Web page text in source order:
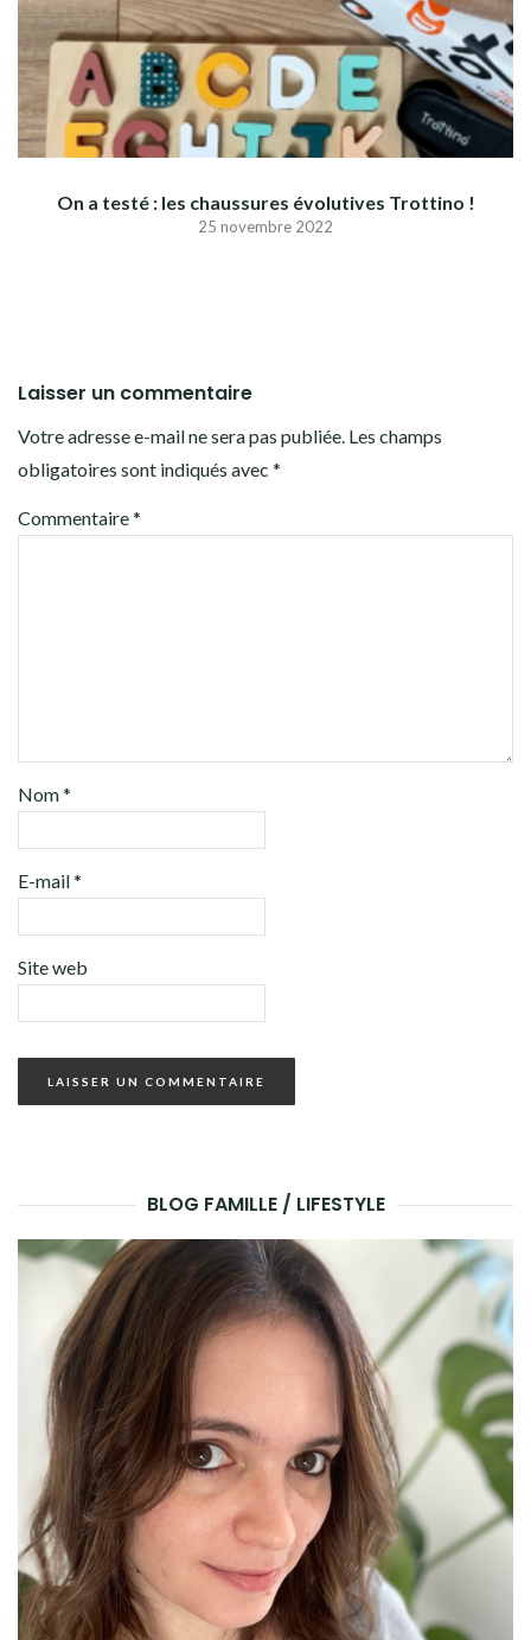
On a testé : les chaussures évolutives Trottino !
25 novembre 2022
Laisser un commentaire
Votre adresse e-mail ne sera pas publiée. Les champs
obligatoires sont indiqués avec *
Commentaire*
Nom*
E-mail*
Site web
BLOG FAMILLE / LIFESTYLE